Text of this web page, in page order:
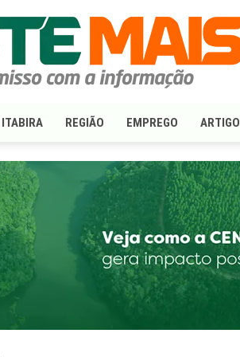
ITABIRA REGIÃO EMPREGO